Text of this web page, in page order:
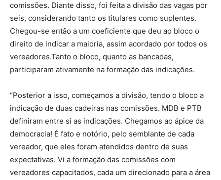
comissões. Diante disso, foi feita a divisão das vagas por
seis, considerando tanto os titulares como suplentes.
Chegou-se então a um coeficiente que deu ao bloco o
direito de indicar a maioria, assim acordado por todos os
vereadores.Tanto o bloco, quanto as bancadas,
participaram ativamente na formação das indicações.
“Posterior a isso, começamos a divisão, tendo o bloco a
indicação de duas cadeiras nas comissões. MDB e PTB
definiram entre si as indicações. Chegamos ao ápice da
democracia! É fato e notório, pelo semblante de cada
vereador, que eles foram atendidos dentro de suas
expectativas. Vi a formação das comissões com
vereadores capacitados, cada um direcionado para a área